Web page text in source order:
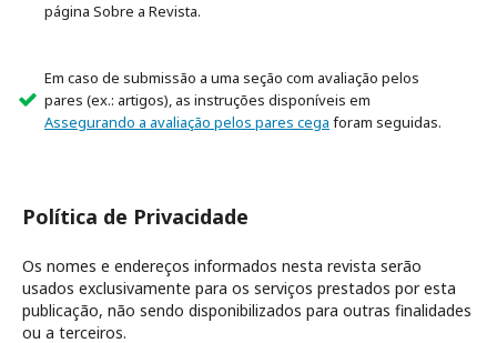
página Sobre a Revista.
Em caso de submissão a uma seção com avaliação pelos
pares (ex.: artigos), as instruções disponíveis em
Assegurando a avaliação pelos pares cega foram seguidas.
Política de Privacidade
Os nomes e endereços informados nesta revista serão
usados exclusivamente para os serviços prestados por esta
publicação, não sendo disponibilizados para outras finalidades
ou a terceiros.